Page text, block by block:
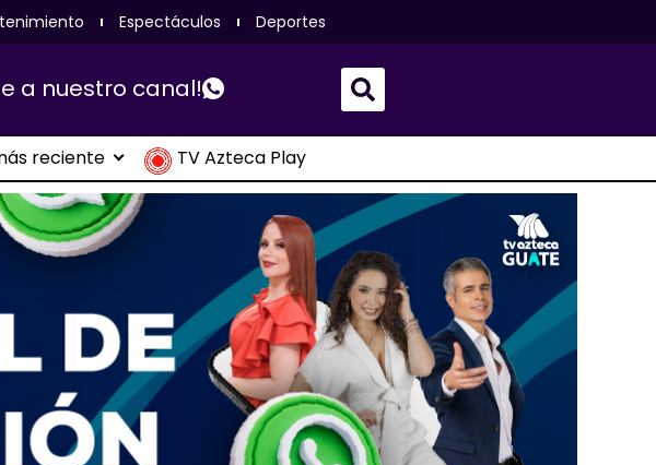
Espectáculos Deportes
a nuestro canal!
reciente TV Azteca Play